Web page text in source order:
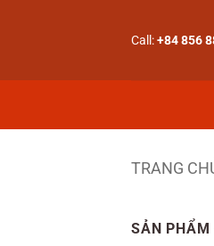
dung
Call:+84 856
TRANG
SẢN PHẨM